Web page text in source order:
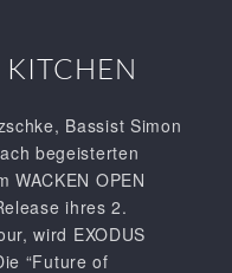
Bassist Simon
begeisterten
OPEN
ihres 2.
wird EXODUS
“Future of